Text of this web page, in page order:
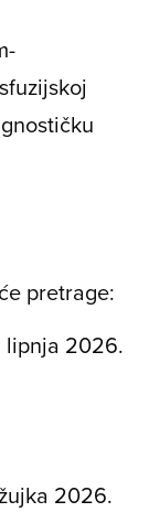
pretrage:
lipnja 2026.
2026.